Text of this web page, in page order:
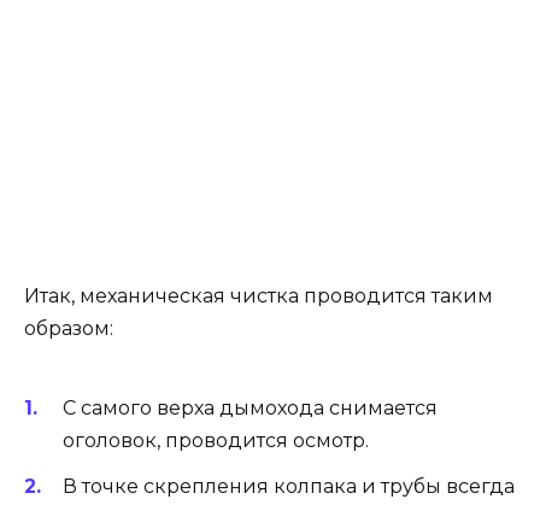
Итак, механическая чистка проводится таким
образом:
С самого верха дымохода снимается
оголовок, проводится осмотр.
В точке скрепления колпака и трубы всегда